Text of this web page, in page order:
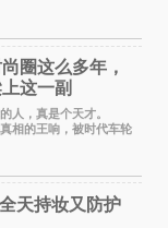
圈这么多年，
这一副
人，真是个天才。
相的王响，被时代车轮
《马大帅》里，他是穿
辽北第一狠人范德彪，
天持妆又防护